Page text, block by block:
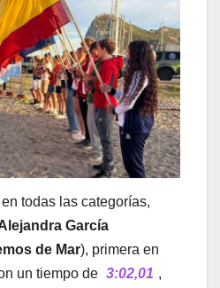
todas las categorías,
García
de Mar), primera en
un tiempo de 3:02,01 ,